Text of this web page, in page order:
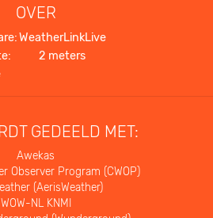
OVER
WeatherLinkLive
2 meters
GEDEELD MET:
Awekas
Observer Program (CWOP)
(AerisWeather)
WOW-NL KNMI